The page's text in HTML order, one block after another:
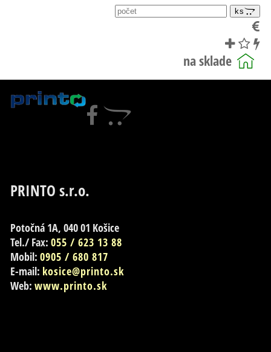
ks
PRINTO s.r.o.
Potočná 1A, 040 01 Košice
Tel./ Fax:055 / 623 13 88
Mobil:0905 / 680 817
E-mail: kosice@printo.sk
Web:www.printo.sk